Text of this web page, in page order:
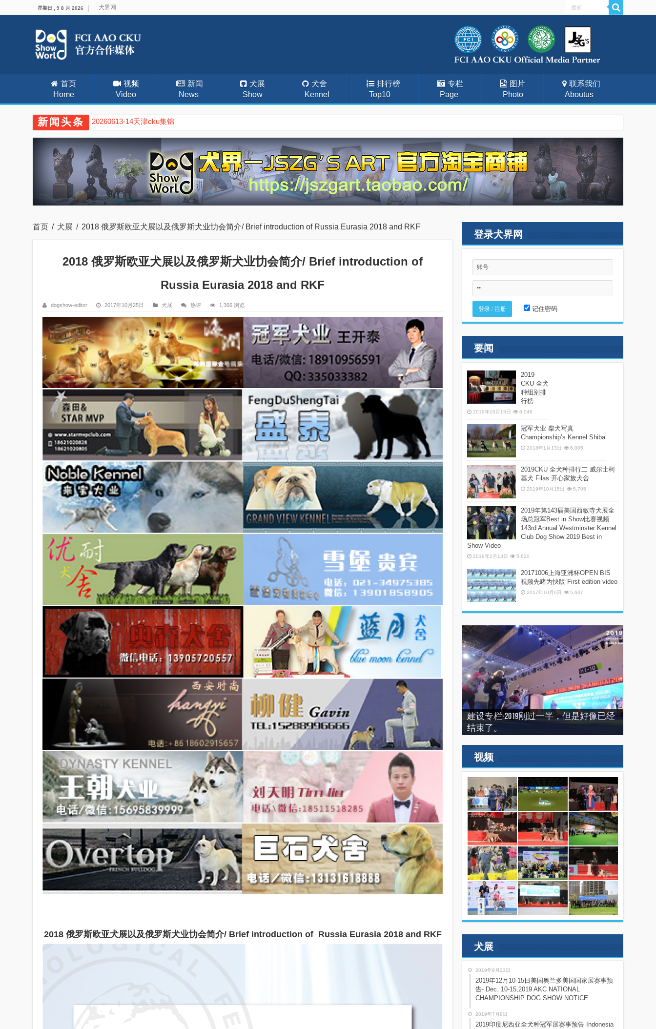
星期日 , 9 8 月 2026 犬界网
首页
Home
视频
Video
新闻
News
犬展
Show
犬舍
Kennel
排行榜
Top10
专栏
Page
图片
Photo
联系我们
Aboutus
新闻头条 20260613-14天津cku集锦
首页 / 犬展 / 2018 俄罗斯欧亚犬展以及俄罗斯犬业㔹会简介/ Brief introduction of Russia Eurasia 2018 and RKF
2018 俄罗斯欧亚犬展以及俄罗斯犬业㔹会简介/ Brief introduction of
Russia Eurasia 2018 and RKF
dogshow-editor 2017年10月25日 犬展 热评 1,366 浏览
2018 俄罗斯欧亚犬展以及俄罗斯犬业㔹会简介/ Brief introduction of Russia Eurasia 2018 and RKF
登录犬界网
记住密码
要闻
2019
CKU 全犬
种组别排
行榜
2019年10月15日 6,046
冠军犬业 柴犬写真
Championship’s Kennel Shiba
2018年1月13日 6,005
2019CKU 全犬种排行二 威尔士柯
基犬 Filas 开心家族犬舍
2019年10月15日 5,705
2019年第143届美国西敏寺犬展全
场总冠军Best in Show比赛视频
143rd Annual Westminster Kennel
Club Dog Show 2019 Best in
Show Video
2019年2月13日 5,620
20171006上海亚洲杯OPEN BIS
视频先睹为快版 First edition video
2017年10月6日 5,607
2022来了，我们又长大了一岁
建设专栏-2020年的冬天，俺们东北那场
比赛
“震”撼之旅——2019印尼犬展之行
（INDONEISA WINNER SHOW 2019）
建设专栏-2019刚过一半，但是好像已经
结束了。
2019美国143届西敏寺犬展随笔（三）
视频
犬展
2019年9月23日
2019年12月10-15日美国奥兰多美国国家展赛事预
告- Dec. 10-15,2019 AKC NATIONAL
CHAMPIONSHIP DOG SHOW NOTICE
2019年7月8日
2019印度尼西亚全犬种冠军展赛事预告 Indonesia